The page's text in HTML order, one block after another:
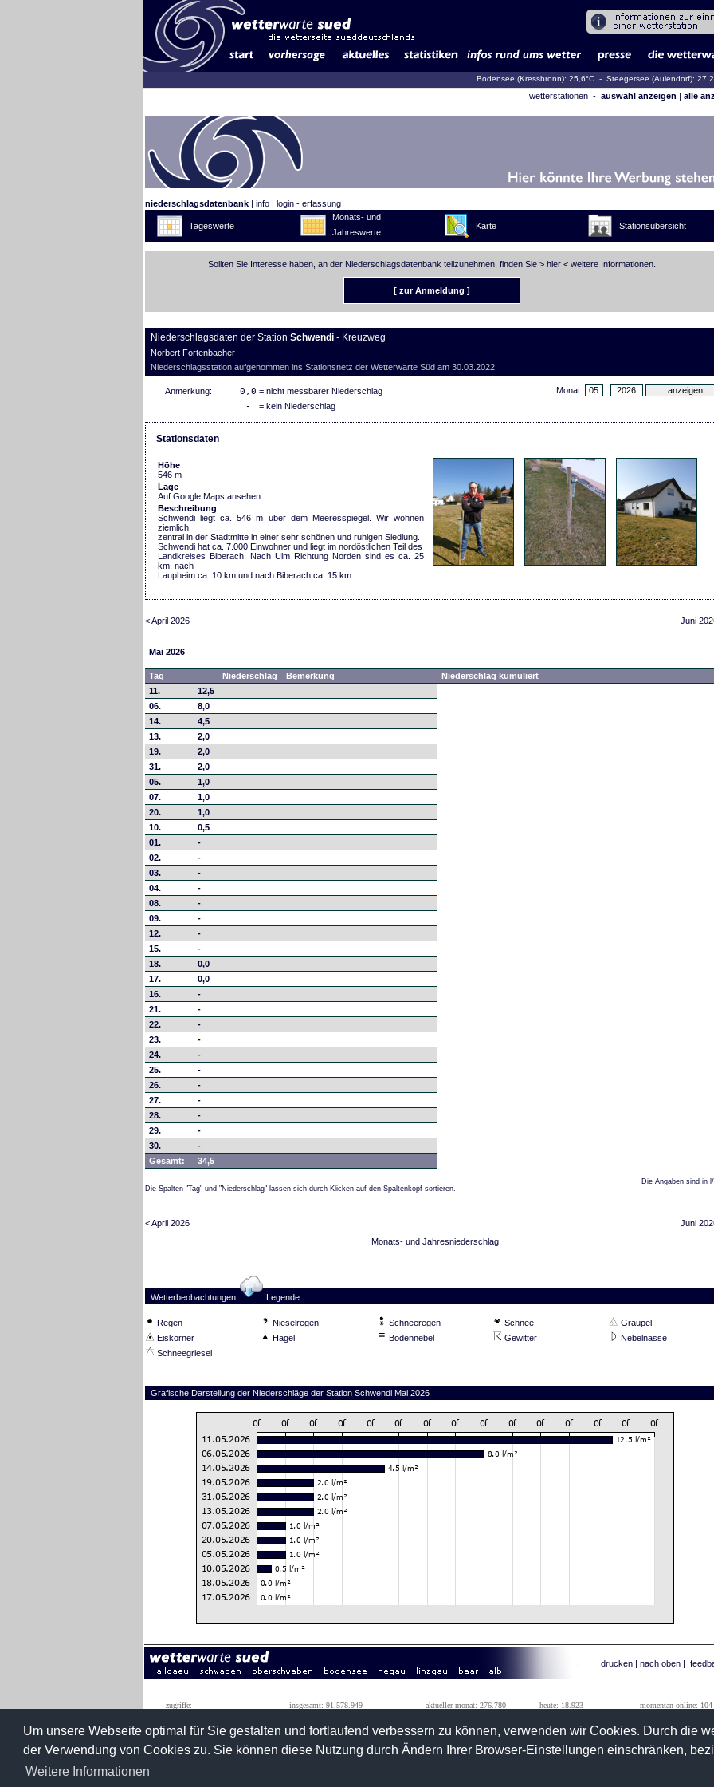
Um unsere Webseite optimal für Sie gestalten und fortlaufend verbessern zu können, verwenden wir Cookies. Durch die
der Verwendung von Cookies zu. Sie können diese Nutzung durch Ändern Ihrer Browser-Einstellungen einschränken,
Weitere Informationen
Bodensee (Kressbronn): 25,6°C - Steegersee (Aulendorf):
wetterstationen - auswahl anzeigen | alle
niederschlagsdatenbank| info| login - erfassung
Tageswerte
Monats- und
Jahreswerte
Karte Stationsübersicht
Sollten Sie Interesse haben, an der Niederschlagsdatenbank teilzunehmen, finden Sie > hier< weitere Informationen.
[ zur Anmeldung ]
Niederschlagsdaten der Station Schwendi- Kreuzweg
Norbert Fortenbacher
Niederschlagsstation aufgenommen ins Stationsnetz der Wetterwarte Süd am 30.03.2022
Monat:
Anmerkung: 0,0 = nicht messbarer Niederschlag
- = kein Niederschlag
Stationsdaten
Höhe
546 m
Lage
Auf Google Maps ansehen
Beschreibung
Schwendi liegt ca. 546 m über dem Meeresspiegel. Wir wohnen
ziemlich
zentral in der Stadtmitte in einer sehr schönen und ruhigen Siedlung.
Schwendi hat ca. 7.000 Einwohner und liegt im nordöstlichen Teil des
Landkreises Biberach. Nach Ulm Richtung Norden sind es ca. 25
km, nach
Laupheim ca. 10 km und nach Biberach ca. 15 km.
< April 2026 Juni
Mai 2026
Tag Niederschlag Bemerkung
Niederschlag kumuliert
11.
12,5
06.
8,0
14.
4,5
13.
2,0
19.
2,0
31.
2,0
05.
1,0
07.
1,0
20.
1,0
10.
0,5
01.
-
02.
-
03.
-
04.
-
08.
-
09.
-
12.
-
15.
-
18.
0,0
17.
0,0
16.
-
21.
-
22.
-
23.
-
24.
-
25.
-
26.
-
27.
-
28.
-
29.
-
30.
-
Gesamt:
34,5
Die Spalten "Tag" und "Niederschlag" lassen sich durch Klicken auf den Spaltenkopf sortieren.
Die Angaben sind in l/
< April 2026
Juni
Monats- und Jahresniederschlag
Wetterbeobachtungen Legende:
Regen Nieselregen Schneeregen Schnee
Graupel
Eiskörner
Hagel Bodennebel Gewitter
Nebelnässe
Schneegriesel
Grafische Darstellung der Niederschläge der Station Schwendi Mai 2026
drucken| nach oben|
zugriffe: insgesamt: 91.578.949 aktueller monat: 276.780 heute: 18.923
momentan online: 104